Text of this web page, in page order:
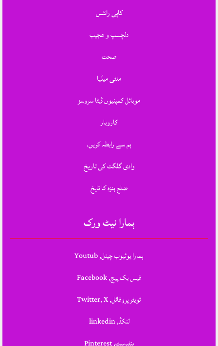
کاپی رائٹس
دلچسپ و عجیب
صحت
ملٹی میڈیا
موبائل کمپنیوں ڈیٹا سروسز
کاروبار
ہم سے رابطہ کریں.
وادی گلگت کی تاریخ
ضلع ہنزہ کا تایخ
ہمارا نیٹ ورک
ہمارا یوٹیوب چینل, Youtub
فیس بک پیج, Facebook
ٹویٹر پروفائل, Twitter, X
لنکڈ, linkedin